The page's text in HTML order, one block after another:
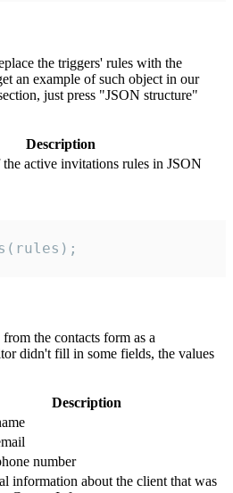
the triggers' rules with the
an example of such object in our
just press "JSON structure"
Description
active invitations rules in JSON
the contacts form as a
didn't fill in some fields, the values
Description
number
information about the client that was